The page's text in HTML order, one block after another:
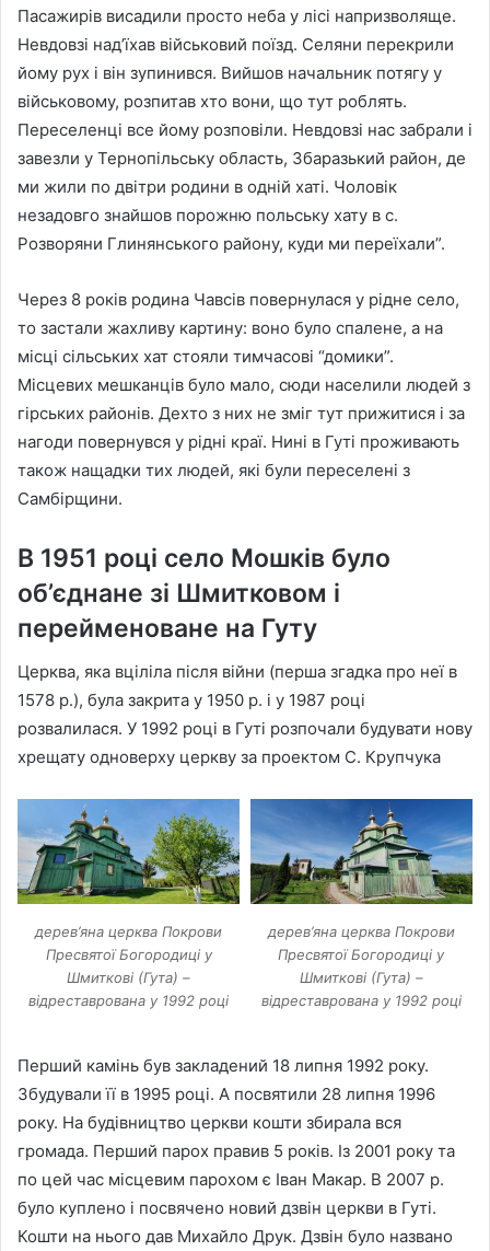
Пасажирів висадили просто неба у лісі напризволяще.
Невдовзі над’їхав військовий поїзд. Селяни перекрили
йому рух і він зупинився. Вийшов начальник потягу у
військовому, розпитав хто вони, що тут роблять.
Переселенці все йому розповіли. Невдовзі нас забрали і
завезли у Тернопільську область, Збаразький район, де
ми жили по двітри родини в одній хаті. Чоловік
незадовго знайшов порожню польську хату в с.
Розворяни Глинянського району, куди ми переїхали”.
Через 8 років родина Чавсів повернулася у рідне село,
то застали жахливу картину: воно було спалене, а на
місці сільських хат стояли тимчасові “домики”.
Місцевих мешканців було мало, сюди населили людей з
гірських районів. Дехто з них не зміг тут прижитися і за
нагоди повернувся у рідні краї. Нині в Гуті проживають
також нащадки тих людей, які були переселені з
Самбірщини.
В 1951 році село Мошків було
об’єднане зі Шмитковом і
перейменоване на Гуту
Церква, яка вціліла після війни (перша згадка про неї в
1578 р.), була закрита у 1950 р. і у 1987 році
розвалилася. У 1992 році в Гуті розпочали будувати нову
хрещату одноверху церкву за проектом С. Крупчука
дерев’яна церква Покрови
Пресвятої Богородиці у
Шмиткові (Гута) –
відреставрована у 1992 році
дерев’яна церква Покрови
Пресвятої Богородиці у
Шмиткові (Гута) –
відреставрована у 1992 році
Перший камінь був закладений 18 липня 1992 року.
Збудували її в 1995 році. А посвятили 28 липня 1996
року. На будівництво церкви кошти збирала вся
громада. Перший парох правив 5 років. Із 2001 року та
по цей час місцевим парохом є Іван Макар. В 2007 р.
було куплено і посвячено новий дзвін церкви в Гуті.
Кошти на нього дав Михайло Друк. Дзвін було названо